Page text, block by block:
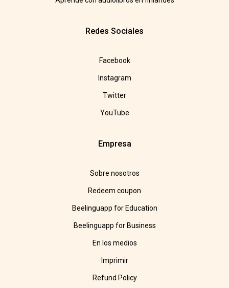
Redes Sociales
Facebook
Instagram
Twitter
YouTube
Empresa
Sobre nosotros
Redeem coupon
Beelinguapp for Education
Beelinguapp for Business
En los medios
Imprimir
Refund Policy